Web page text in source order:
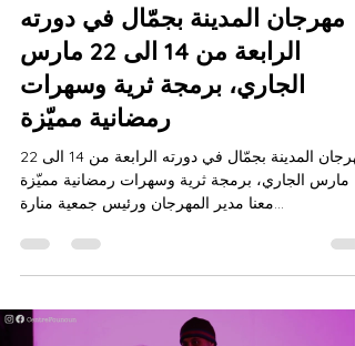
مهرجان المدينة بجمّال في دورته
الرابعة من 14 الى 22 مارس
الجاري، برمجة ثرية وسهرات
رمضانية مميّزة
مهرجان المدينة بجمّال في دورته الرابعة من 14 الى 22
مارس الجاري، برمجة ثرية وسهرات رمضانية مميّزة
معنا مدير المهرجان ورئيس جمعية منارة...